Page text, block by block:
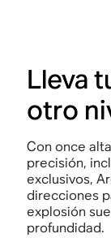
Lleva
otro
Con once
precisión,
exclusivos,
direcciones
explosión
profundidad.